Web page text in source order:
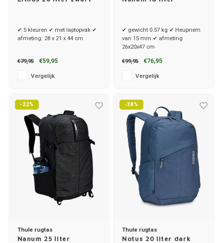
✔ 5 kleuren ✔ met laptopvak ✔
afmeting: 28 x 21 x 44 cm
€79,95 €59,95
Vergelijk
✔ gewicht 0.57 kg ✔ Heupriem
van 15 mm ✔ afmeting
26x20x47 cm
€99,95
€76,95
Vergelijk
-22%
Thule rugtas
Nanum 25 liter
-38%
Thule rugtas
Notus 20 liter dark